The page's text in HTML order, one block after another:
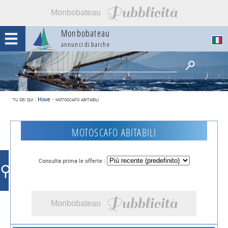
Monbobateau Pubblicità
Monbobateau
annunci di barche
tu sei qui : Home - motoscafo abitabili
⚲
motoscafo abitabili
Consulta prima le offerte :
Monbobateau Pubblicità